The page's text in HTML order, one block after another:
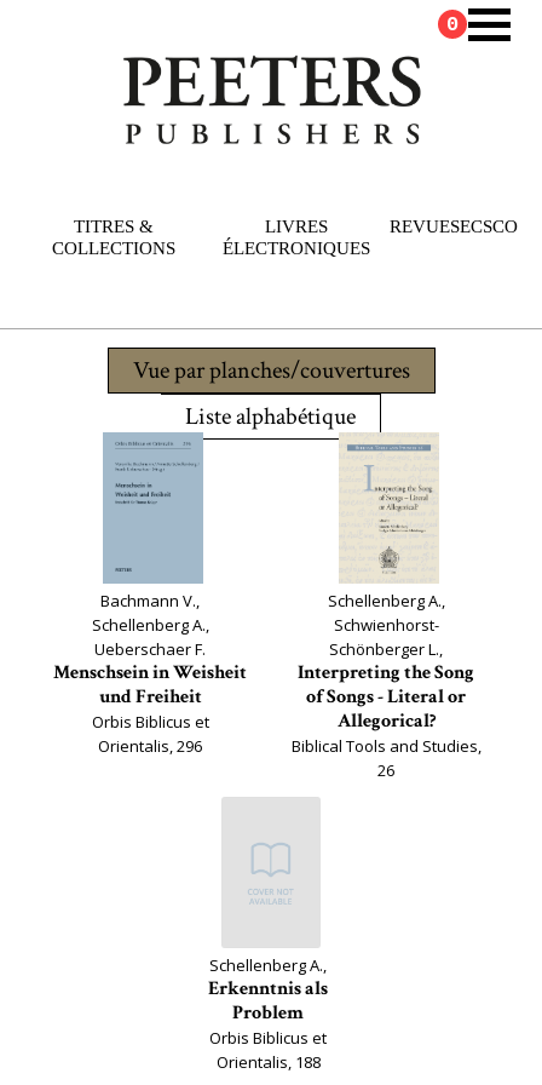
TITRES &
COLLECTIONS
LIVRES
ÉLECTRONIQUES
REVUESECSCO
0
Vue par planches/couvertures
Liste alphabétique
Bachmann V.,
Schellenberg A.,
Ueberschaer F.
Menschsein in Weisheit
und Freiheit
Orbis Biblicus et
Orientalis, 296
Schellenberg A.,
Schwienhorst-
Schönberger L.,
Interpreting the Song
of Songs - Literal or
Allegorical?
Biblical Tools and Studies,
26
Schellenberg A.,
Erkenntnis als
Problem
Orbis Biblicus et
Orientalis, 188